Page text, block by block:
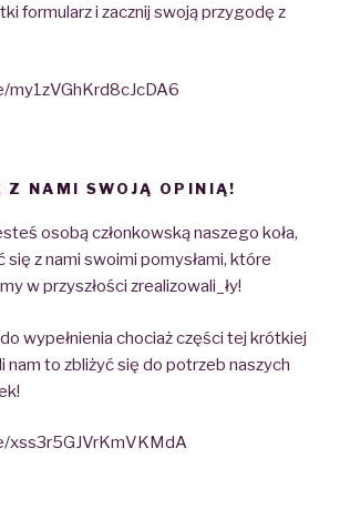
formularz i zacznij swoją przygodę z
Z NAMI SWOJĄ OPINIĄ!
osobą członkowską naszego koła,
się z nami swoimi pomysłami, które
w przyszłości zrealizowali_ły!
wypełnienia chociaż części tej krótkiej
nam to zbliżyć się do potrzeb naszych
xss3r5GJVrKmVKMdA